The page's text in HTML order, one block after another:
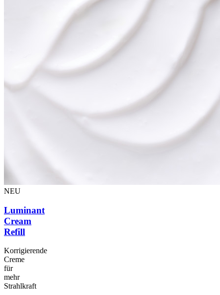
NEU
Luminant
Cream
Refill
Korrigierende
Creme
für
mehr
Strahlkraft